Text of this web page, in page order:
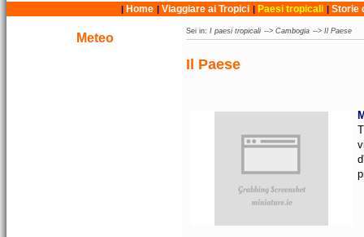
| Home | Viaggiare ai Tropici | Paesi tropicali | Storie
Meteo Sei in: I paesi tropicali --> Cambogia --> Il Paese
Il Paese